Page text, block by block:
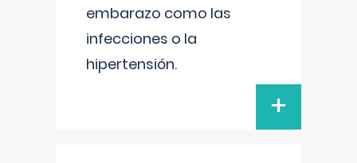
embarazo como las
infecciones o la
hipertensión.
+